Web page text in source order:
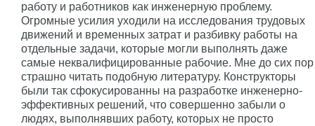
работу и работников как инженерную проблему.
Огромные усилия уходили на исследования трудовых
движений и временных затрат и разбивку работы на
отдельные задачи, которые могли выполнять даже
самые неквалифицированные рабочие. Мне до сих пор
страшно читать подобную литературу. Конструкторы
были так сфокусированны на разработке инженерно-
эффективных решений, что совершенно забыли о
людях, выполнявших работу, которых не просто